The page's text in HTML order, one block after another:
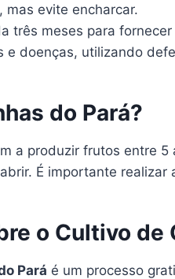
mas evite encharcar.
três meses para
e doenças, utilizando
do Pará?
a produzir frutos entre
É importante
o Cultivo de
Pará é um processo